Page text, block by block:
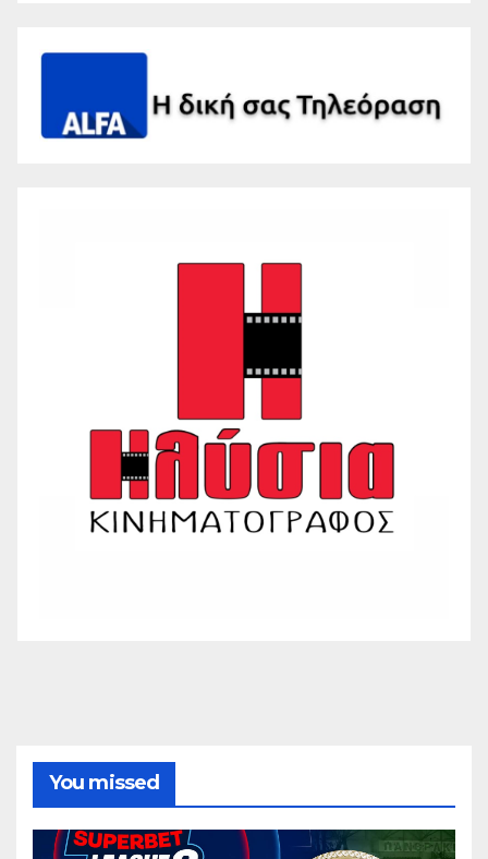
You missed